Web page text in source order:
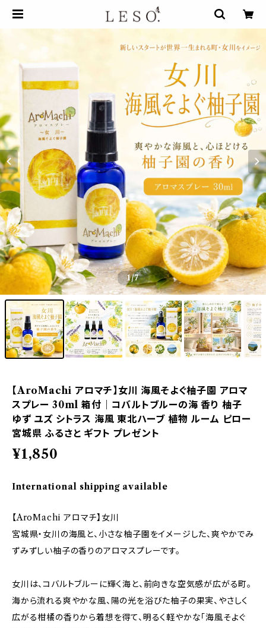
1/7
【AroMachi アロマチ】女川 海風そよぐ柚子園 アロマ
スプレー 30ml 箱付｜コバルトブルーの海 香り 柚子
ゆず ユズ シトラス 海風 東北ハーブ 植物 ルーム ピロー
宮城県 ふるさと ギフト プレゼント
¥1,850
International shipping available
【AroMachi アロマチ】女川
宮城県・女川の海風と、小さな柚子園をイメージした、爽やかでみ
ずみずしい柚子の香りのアロマスプレーです。
女川は、コバルトブルーに輝く海と、前向きな空気感が広がる町。
海から流れる爽やかな風、陽の光を浴びた柚子の果実、やさしく
広がる柑橘の香りから着想を得て、明るく軽やかな「海風そよぐ